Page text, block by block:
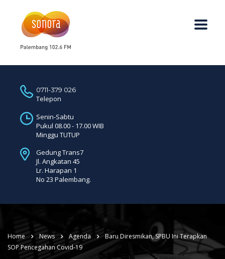
0711-379 026
Telepon
Senin-Sabtu
Pukul 08.00 - 17.00 WIB
Minggu TUTUP
Gedung Trans7
Jl. Angkatan 45
Lr. Harapan 1
No 23 Palembang.
Home News Agenda
Baru Diresmikan, SPBU Ini Terapkan
SOP Pencegahan Covid-19